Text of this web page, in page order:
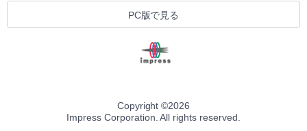
PC版で見る
Copyright ©2026
Impress Corporation. All rights reserved.